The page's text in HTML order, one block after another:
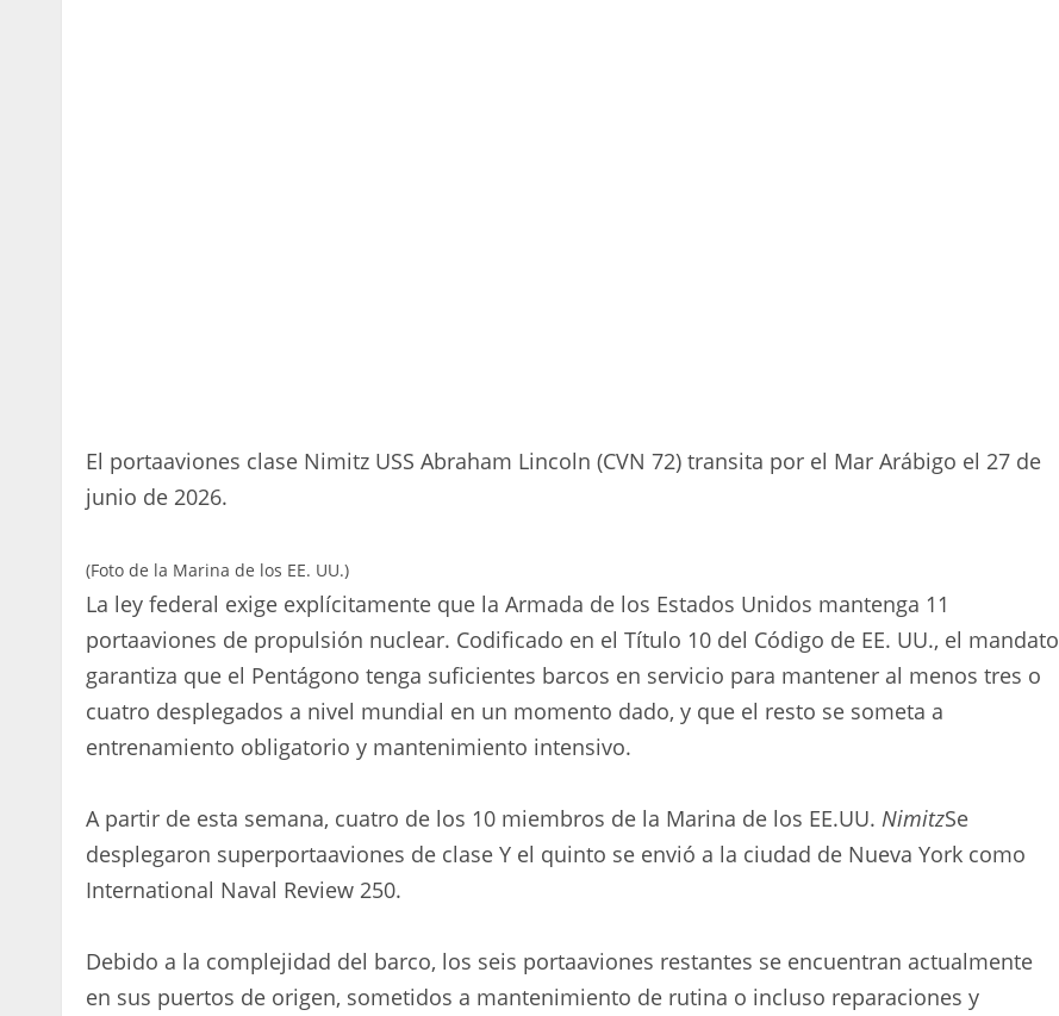
El portaaviones clase Nimitz USS Abraham Lincoln (CVN 72) transita por el Mar Arábigo el 27 de
junio de 2026.
(Foto de la Marina de los EE. UU.)
La ley federal exige explícitamente que la Armada de los Estados Unidos mantenga 11
portaaviones de propulsión nuclear. Codificado en el Título 10 del Código de EE. UU., el mandato
garantiza que el Pentágono tenga suficientes barcos en servicio para mantener al menos tres o
cuatro desplegados a nivel mundial en un momento dado, y que el resto se someta a
entrenamiento obligatorio y mantenimiento intensivo.
A partir de esta semana, cuatro de los 10 miembros de la Marina de los EE.UU. NimitzSe
desplegaron superportaaviones de clase Y el quinto se envió a la ciudad de Nueva York como
International Naval Review 250.
Debido a la complejidad del barco, los seis portaaviones restantes se encuentran actualmente
en sus puertos de origen, sometidos a mantenimiento de rutina o incluso reparaciones y